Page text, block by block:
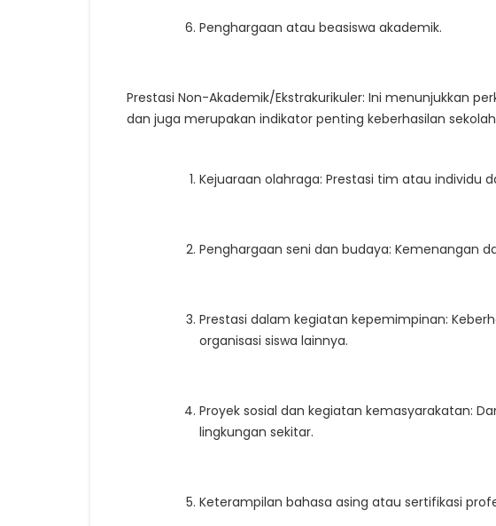
Penghargaan atau beasiswa akademik.
Prestasi Non-Akademik/Ekstrakurikuler: Ini menunjukkan
dan juga merupakan indikator penting keberhasilan
Kejuaraan olahraga: Prestasi tim atau individu
Penghargaan seni dan budaya: Kemenangan
Prestasi dalam kegiatan kepemimpinan:
organisasi siswa lainnya.
Proyek sosial dan kegiatan kemasyarakatan:
lingkungan sekitar.
Keterampilan bahasa asing atau sertifikasi